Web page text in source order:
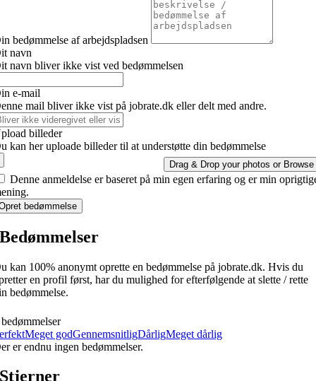
bedømmelse af arbejdspladsen
navn
navn bliver ikke vist ved bedømmelsen
e-mail
mail bliver ikke vist på jobrate.dk eller delt med andre.
billeder
kan her uploade billeder til at understøtte din bedømmelse
Drag & Drop your photos or Browse
Denne anmeldelse er baseret på min egen erfaring og er min
bedømmelse
Bedømmelser
kan 100% anonymt oprette en bedømmelse på jobrate.dk. Hvis du
en profil først, har du mulighed for efterfølgende at slette / rette
bedømmelse.
Meget godGennemsnitligDårligMeget dårlig
er endnu ingen bedømmelser.
Stjerner